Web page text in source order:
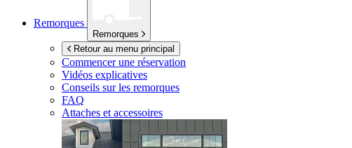
Remorques
Remorques
Retour au menu principal
Commencer une réservation
Vidéos explicatives
Conseils sur les remorques
FAQ
Attaches et accessoires